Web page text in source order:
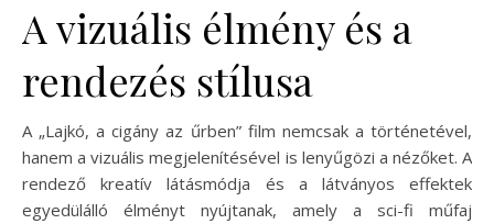
A vizuális élmény és a
rendezés stílusa
A „Lajkó, a cigány az űrben” film nemcsak a történetével,
hanem a vizuális megjelenítésével is lenyűgözi a nézőket. A
rendező kreatív látásmódja és a látványos effektek
egyedülálló élményt nyújtanak, amely a sci-fi műfaj